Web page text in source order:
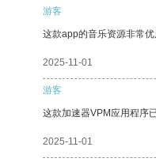
游客
这款app的音乐资源非常优
2025-11-01
游客
这款加速器VPM应用程序
2025-11-01